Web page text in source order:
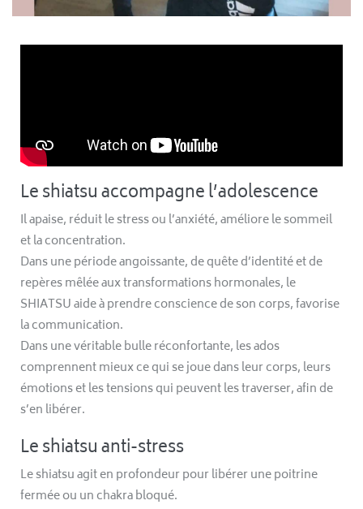
Le shiatsu accompagne l’adolescence
Il apaise, réduit le stress ou l’anxiété, améliore le sommeil
et la concentration.
Dans une période angoissante, de quête d’identité et de
repères mêlée aux transformations hormonales, le
SHIATSU aide à prendre conscience de son corps, favorise
la communication.
Dans une véritable bulle réconfortante, les ados
comprennent mieux ce qui se joue dans leur corps, leurs
émotions et les tensions qui peuvent les traverser, afin de
s’en libérer.
Le shiatsu anti-stress
Le shiatsu agit en profondeur pour libérer une poitrine
fermée ou un chakra bloqué.